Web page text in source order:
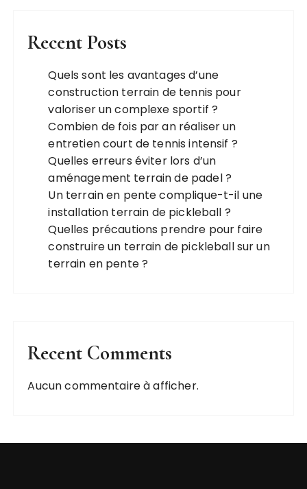
Recent Posts
Quels sont les avantages d’une
construction terrain de tennis pour
valoriser un complexe sportif ?
Combien de fois par an réaliser un
entretien court de tennis intensif ?
Quelles erreurs éviter lors d’un
aménagement terrain de padel ?
Un terrain en pente complique-t-il une
installation terrain de pickleball ?
Quelles précautions prendre pour faire
construire un terrain de pickleball sur un
terrain en pente ?
Recent Comments
Aucun commentaire à afficher.